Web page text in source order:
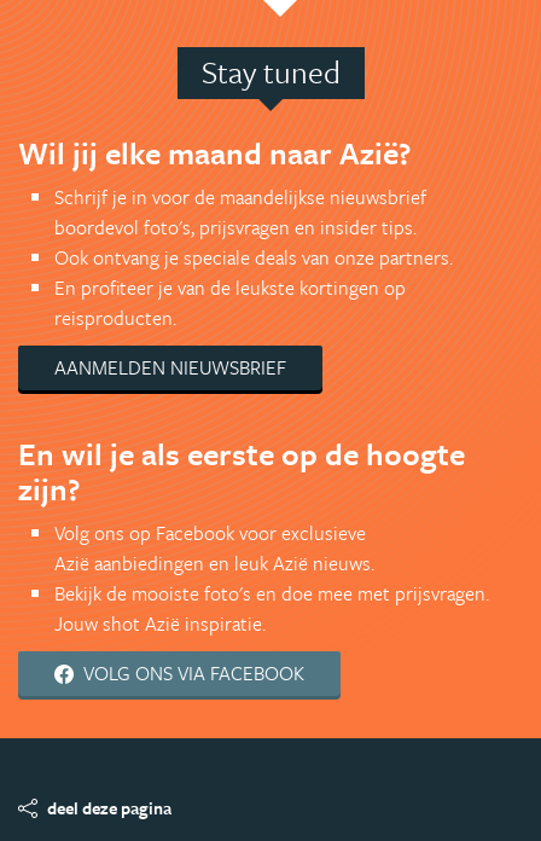
Stay tuned
Wil jij elke maand naar Azië?
Schrijf je in voor de maandelijkse nieuwsbrief
boordevol foto's, prijsvragen en insider tips.
Ook ontvang je speciale deals van onze partners.
En profiteer je van de leukste kortingen op
reisproducten.
AANMELDEN NIEUWSBRIEF
En wil je als eerste op de hoogte
zijn?
Volg ons op Facebook voor exclusieve
Azië aanbiedingen en leuk Azië nieuws.
Bekijk de mooiste foto's en doe mee met prijsvragen.
Jouw shot Azië inspiratie.
VOLG ONS VIA FACEBOOK
deel deze pagina